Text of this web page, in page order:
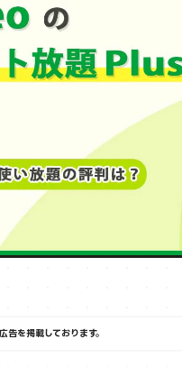
告を掲載しております。